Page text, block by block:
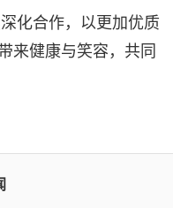
化合作，以更加优质
来健康与笑容，共同